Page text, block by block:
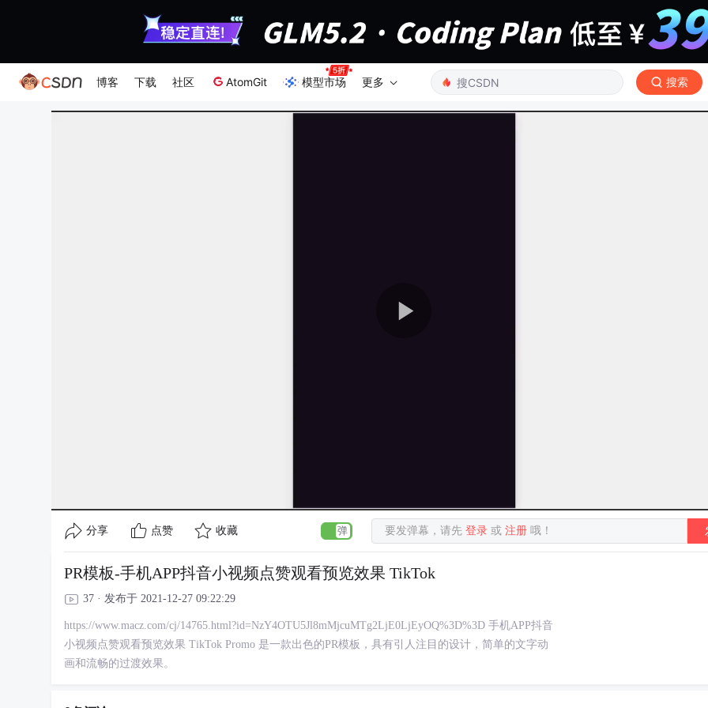
博客 下载 社区 AtomGit 模型市场 更多 搜索
分享 点赞 收藏 要发弹幕，请先登录 或注册 哦！
PR模板-手机APP抖音小视频点赞观看预览效果 TikTok
37 · 发布于 2021-12-27 09:22:29
https://www.macz.com/cj/14765.html?id=NzY4OTU5Jl8mMjcuMTg2LjE0LjEyOQ%3D%3D 手机APP抖音
小视频点赞观看预览效果 TikTok Promo 是一款出色的PR模板，具有引人注目的设计，简单的文字动
画和流畅的过渡效果。